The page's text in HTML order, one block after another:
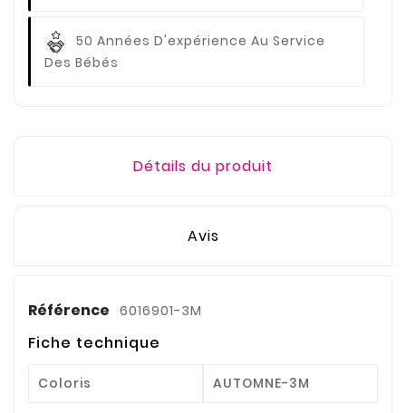
50 Années D'expérience Au Service
Des Bébés
Détails du produit
Avis
Référence 6016901-3M
Fiche technique
Coloris AUTOMNE-3M